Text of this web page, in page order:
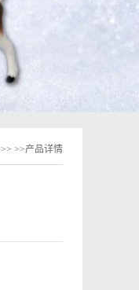
>> >>产品详情